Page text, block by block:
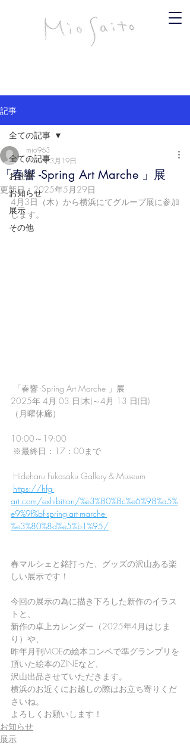
記事
全ての記事
お仕事
お知らせ
展示
その他
全ての記事
「春響 -Spring Art Marche 」展
mio963
2025年3月19日
更新日： 2025年5月29日
4月3日（木）から横浜にてグループ展に参加
します。
「春響 -Spring Art Marche 」展
2025年 4月 03 日(木)～4月 13 日(日)
（月曜休廊）
10:00～19:00
※最終日：17：00まで
Hideharu Fukasaku Gallery & Museum
https://hfg-
art.com/exhibition/%e3%80%8c%e6%98%a5%
e9%9f%bf-spring-art-marche-
%e3%80%8d%e5%b1%95/
春マルシェと銘打った、グッズの沢山ある楽
しい展示です！
今回の展示の為に描き下ろした新作のイラス
トと、
新作の卓上カレンダー（2025年4月はじま
り）や、
昨年月刊MOEの絵本コンペで準グランプリを
頂いた絵本のZINEなど、
沢山出品させていただきます。
横浜のお近くにお越しの際はお立ち寄りくだ
さいね。
よろしくお願いします！
お知らせ
展示